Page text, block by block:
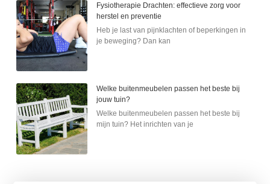
Fysiotherapie Drachten: effectieve zorg voor
herstel en preventie
Heb je last van pijnklachten of beperkingen in
je beweging? Dan kan
Welke buitenmeubelen passen het beste bij
jouw tuin?
Welke buitenmeubelen passen het beste bij
mijn tuin? Het inrichten van je